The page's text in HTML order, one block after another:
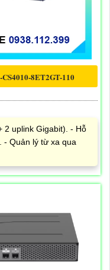
8ET2GT-110
2 uplink Gigabit). - Hỗ
- Quản lý từ xa qua